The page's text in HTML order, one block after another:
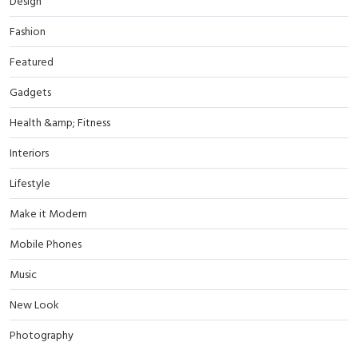
Fashion
Featured
Gadgets
Health &amp; Fitness
Interiors
Lifestyle
Make it Modern
Mobile Phones
Music
New Look
Photography